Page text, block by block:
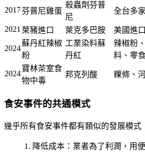
2017芬普尼雞蛋
殺蟲劑芬普
尼
全台多
2021 萊豬進口 萊克多巴胺 美國進
2024
蘇丹紅辣椒
粉
工業染料蘇
丹紅
辣椒粉
料、零
2024
寶林茶室食
物中毒
邦克列酸 粿條、
食安事件的共通模式
幾乎所有食安事件都有類似的發展模式
降低成本 ：業者為了利潤，用